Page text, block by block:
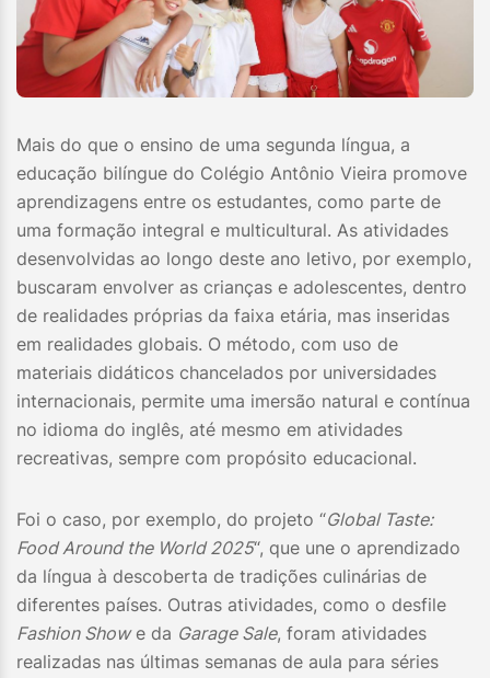
Mais do que o ensino de uma segunda língua, a
educação bilíngue do Colégio Antônio Vieira promove
aprendizagens entre os estudantes, como parte de
uma formação integral e multicultural. As atividades
desenvolvidas ao longo deste ano letivo, por exemplo,
buscaram envolver as crianças e adolescentes, dentro
de realidades próprias da faixa etária, mas inseridas
em realidades globais. O método, com uso de
materiais didáticos chancelados por universidades
internacionais, permite uma imersão natural e contínua
no idioma do inglês, até mesmo em atividades
recreativas, sempre com propósito educacional.
Foi o caso, por exemplo, do projeto “Global Taste:
Food Around the World 2025“, que une o aprendizado
da língua à descoberta de tradições culinárias de
diferentes países. Outras atividades, como o desfile
Fashion Showe da Garage Sale, foram atividades
realizadas nas últimas semanas de aula para séries